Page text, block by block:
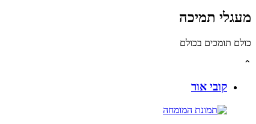
מעגלי תמיכה
כולם תומכים בכולם
⌃
קובי אור